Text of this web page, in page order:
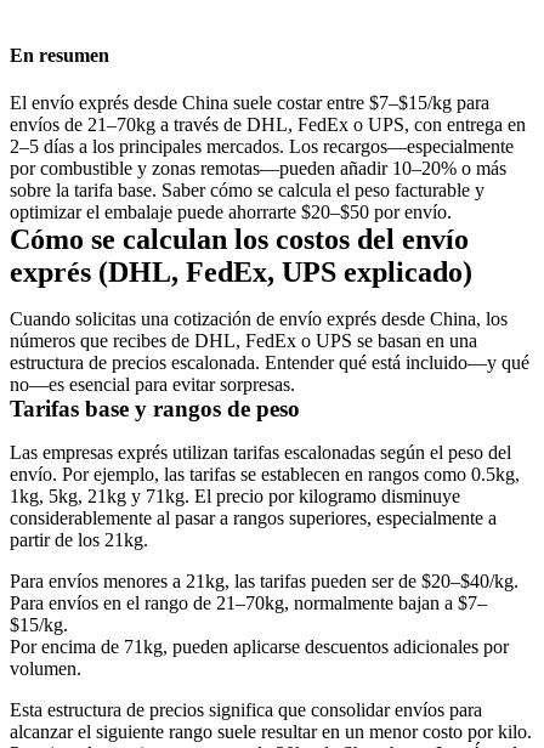
En resumen
El envío exprés desde China suele costar entre $7–$15/kg para
envíos de 21–70kg a través de DHL, FedEx o UPS, con entrega en
2–5 días a los principales mercados. Los recargos—especialmente
por combustible y zonas remotas—pueden añadir 10–20% o más
sobre la tarifa base. Saber cómo se calcula el peso facturable y
optimizar el embalaje puede ahorrarte $20–$50 por envío.
Cómo se calculan los costos del envío
exprés (DHL, FedEx, UPS explicado)
Cuando solicitas una cotización de envío exprés desde China, los
números que recibes de DHL, FedEx o UPS se basan en una
estructura de precios escalonada. Entender qué está incluido—y qué
no—es esencial para evitar sorpresas.
Tarifas base y rangos de peso
Las empresas exprés utilizan tarifas escalonadas según el peso del
envío. Por ejemplo, las tarifas se establecen en rangos como 0.5kg,
1kg, 5kg, 21kg y 71kg. El precio por kilogramo disminuye
considerablemente al pasar a rangos superiores, especialmente a
partir de los 21kg.
Para envíos menores a 21kg, las tarifas pueden ser de $20–$40/kg.
Para envíos en el rango de 21–70kg, normalmente bajan a $7–
$15/kg.
Por encima de 71kg, pueden aplicarse descuentos adicionales por
volumen.
Esta estructura de precios significa que consolidar envíos para
alcanzar el siguiente rango suele resultar en un menor costo por kilo.